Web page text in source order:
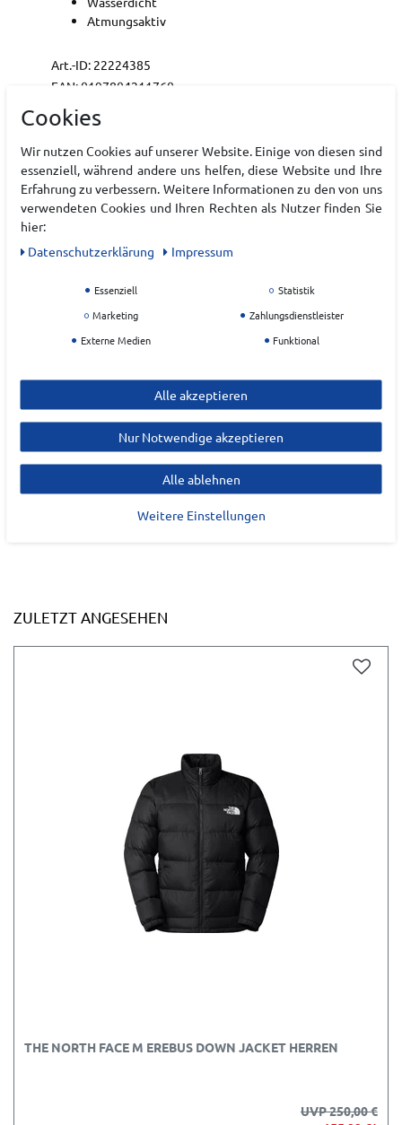
Atmungsaktiv
Art.-ID: 22224385
EAN: 0197804211760
Materialzusammensetzung: Außenmaterial: 100%
Polyester, Futter: 100% Polyester, Füllung: 80%
Daunen, 20% Federn (Wasservögel) - enthält
nichttextile Teile tierischen Ursprungs
THE NORTH FACE
EU Verantwortlicher
VF Germany Textil Handels GmbH
Otto Hahn Str. 36
63303Dreieich
Deutschland
tochange@vfc.com
ZULETZT ANGESEHEN
THE NORTH FACE M EREBUS DOWN JACKET HERREN
UVP 250,00 €
Cookies
Wir nutzen Cookies auf unserer Website. Einige von diesen sind
essenziell, während andere uns helfen, diese Website und Ihre
Erfahrung zu verbessern. Weitere Informationen zu den von uns
verwendeten Cookies und Ihren Rechten als Nutzer finden Sie
hier:
Daten­schutz­erklärung
Impressum
Essenziell
Statistik
Marketing
Zahlungsdienstleister
Externe Medien
Funktional
Alle akzeptieren
Nur Notwendige akzeptieren
Alle ablehnen
Weitere Einstellungen